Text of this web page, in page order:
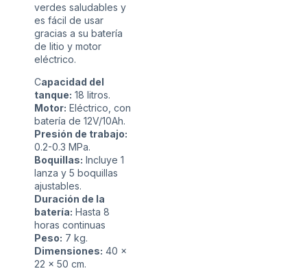
verdes saludables y
es fácil de usar
gracias a su batería
de litio y motor
eléctrico.
Capacidad del
tanque: 18 litros.
Motor: Eléctrico, con
batería de 12V/10Ah.
Presión de trabajo:
0.2-0.3 MPa.
Boquillas: Incluye 1
lanza y 5 boquillas
ajustables.
Duración de la
batería: Hasta 8
horas continuas
Peso: 7 kg.
Dimensiones: 40 x
22 x 50 cm.